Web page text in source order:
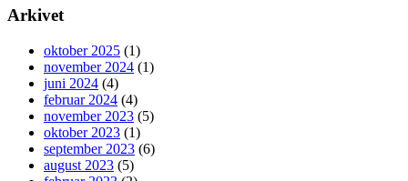
Arkivet
oktober 2025 (1)
november 2024 (1)
juni 2024 (4)
februar 2024 (4)
november 2023 (5)
oktober 2023 (1)
september 2023 (6)
august 2023 (5)